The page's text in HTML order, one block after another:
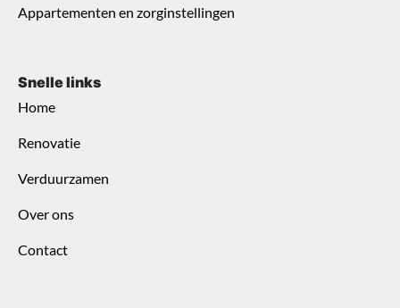
Appartementen en zorginstellingen
Snelle links
Home
Renovatie
Verduurzamen
Over ons
Contact